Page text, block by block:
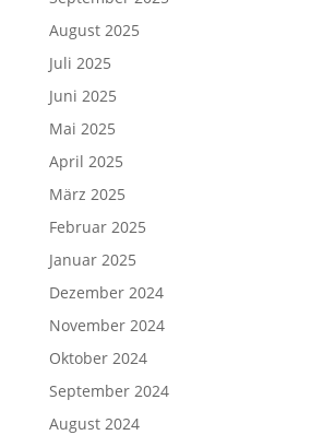
August 2025
Juli 2025
Juni 2025
Mai 2025
April 2025
März 2025
Februar 2025
Januar 2025
Dezember 2024
November 2024
Oktober 2024
September 2024
August 2024